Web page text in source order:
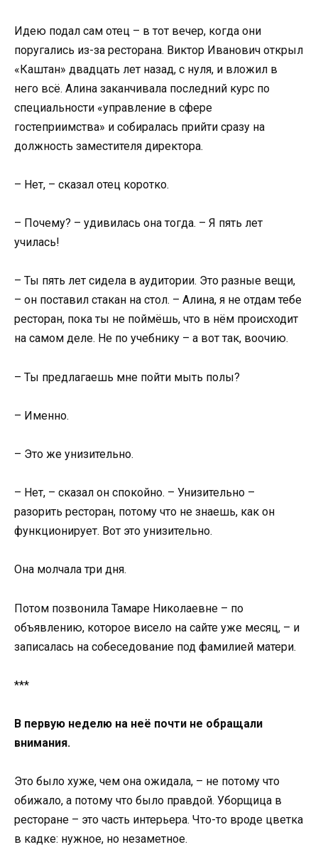
Идею подал сам отец – в тот вечер, когда они
поругались из-за ресторана. Виктор Иванович открыл
«Каштан» двадцать лет назад, с нуля, и вложил в
него всё. Алина заканчивала последний курс по
специальности «управление в сфере
гостеприимства» и собиралась прийти сразу на
должность заместителя директора.
– Нет, – сказал отец коротко.
– Почему? – удивилась она тогда. – Я пять лет
училась!
– Ты пять лет сидела в аудитории. Это разные вещи,
– он поставил стакан на стол. – Алина, я не отдам тебе
ресторан, пока ты не поймёшь, что в нём происходит
на самом деле. Не по учебнику – а вот так, воочию.
– Ты предлагаешь мне пойти мыть полы?
– Именно.
– Это же унизительно.
– Нет, – сказал он спокойно. – Унизительно –
разорить ресторан, потому что не знаешь, как он
функционирует. Вот это унизительно.
Она молчала три дня.
Потом позвонила Тамаре Николаевне – по
объявлению, которое висело на сайте уже месяц, – и
записалась на собеседование под фамилией матери.
***
В первую неделю на неё почти не обращали
внимания.
Это было хуже, чем она ожидала, – не потому что
обижало, а потому что было правдой. Уборщица в
ресторане – это часть интерьера. Что-то вроде цветка
в кадке: нужное, но незаметное.